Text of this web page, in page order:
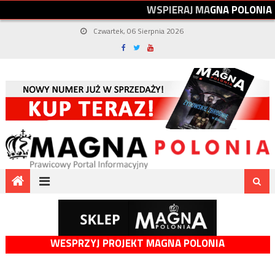
WSPIERAJMAGNAPOLONIA
Czwartek, 06 Sierpnia 2026
WESPRZYJ PROJEKT MAGNA POLONIA